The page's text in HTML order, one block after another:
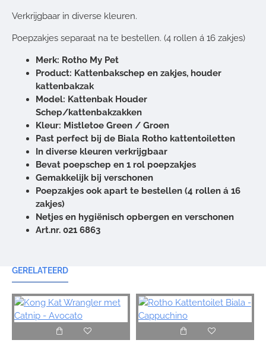
Verkrijgbaar in diverse kleuren.
Poepzakjes separaat na te bestellen. (4 rollen á 16 zakjes)
Merk: Rotho My Pet
Product: Kattenbakschep en zakjes, houder
kattenbakzak
Model: Kattenbak Houder
Schep/kattenbakzakken
Kleur: Mistletoe Green / Groen
Past perfect bij de Biala Rotho kattentoiletten
In diverse kleuren verkrijgbaar
Bevat poepschep en 1 rol poepzakjes
Gemakkelijk bij verschonen
Poepzakjes ook apart te bestellen (4 rollen á 16
zakjes)
Netjes en hygiënisch opbergen en verschonen
Art.nr. 021 6863
GERELATEERD